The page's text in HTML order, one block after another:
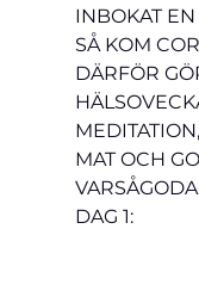
INBOKAT
SÅ KOM
DÄRFÖR
MAT OCH
DAG 1: